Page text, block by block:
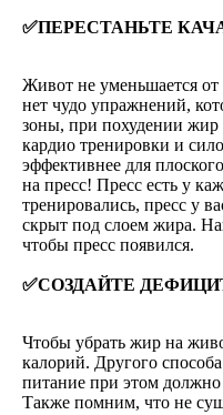
✅ПЕРЕСТАНЬТЕ
Живот не уменьшается
нет чудо упражнений,
зоны, при похудении жир
кардио тренировки и
эффективнее для
на пресс! Пресс есть у
тренировались, пресс у
скрыт под слоем жира.
чтобы пресс появился.
✅СОЗДАЙТЕ
Чтобы убрать жир на
калорий. Другого
питание при этом
Также помним, что не